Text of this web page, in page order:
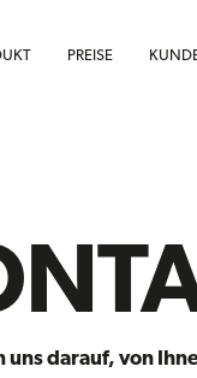
PREISE
uns darauf, von